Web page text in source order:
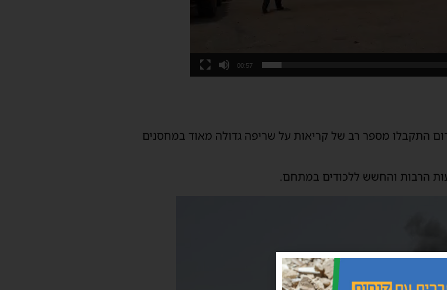
00:57
דרום התקבלו מספר רב של קריאות על שריפה גדולה מאוד במחסנים
הרבות והחשש ללכודים במתחם.